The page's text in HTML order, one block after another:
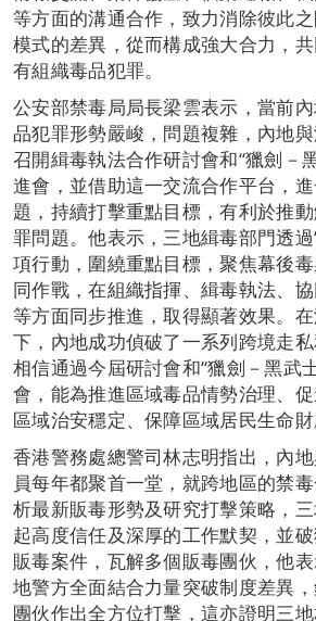
等方面的溝通合作，致力消除彼此
模式的差異，從而構成強大合力，
有組織毒品犯罪。
公安部禁毒局局長梁雲表示，當前
品犯罪形勢嚴峻，問題複雜，內地
召開緝毒執法合作研討會和“獵劍－
進會，並借助這一交流合作平台，
題，持續打擊重點目標，有利於推
罪問題。他表示，三地緝毒部門透
項行動，圍繞重點目標，聚焦幕後
同作戰，在組織指揮、緝毒執法、
等方面同步推進，取得顯著效果。
下，內地成功偵破了一系列跨境走
相信通過今屆研討會和“獵劍－黑武
會，能為推進區域毒品情勢治理、
區域治安穩定、保障區域居民生命財
香港警務處總警司林志明指出，內
員每年都聚首一堂，就跨地區的禁
析最新販毒形勢及研究打擊策略，
起高度信任及深厚的工作默契，並
販毒案件，瓦解多個販毒團伙，他
地警方全面結合力量突破制度差異
團伙作出全方位打擊，這亦證明三